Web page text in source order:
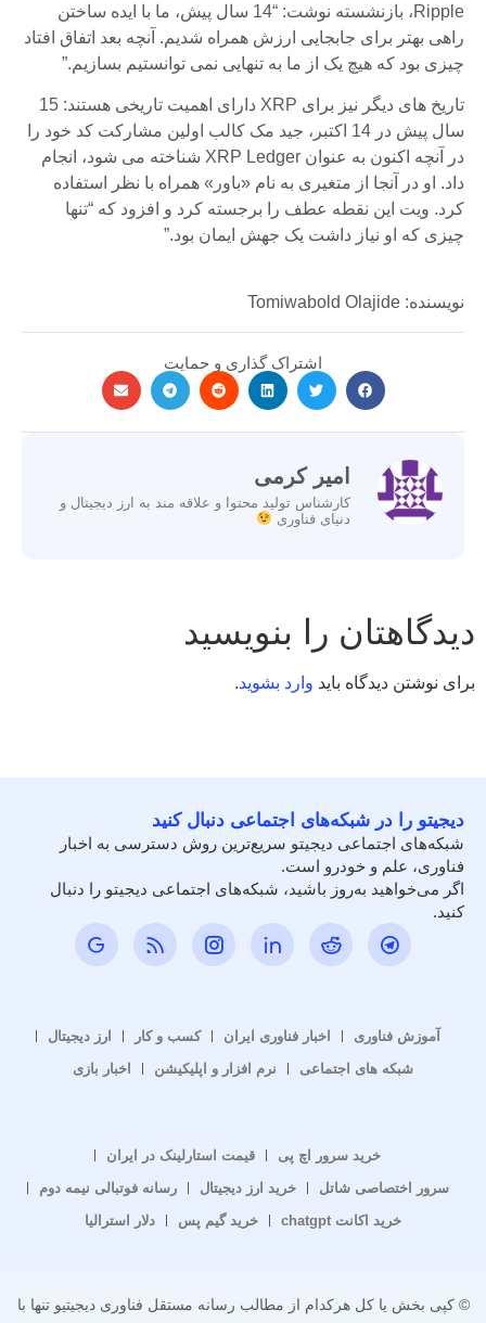
Ripple، بازنشسته نوشت: “14 سال پیش، ما با ایده ساختن
راهی بهتر برای جابجایی ارزش همراه شدیم. آنچه بعد اتفاق افتاد
چیزی بود که هیچ یک از ما به تنهایی نمی توانستیم بسازیم.”
تاریخ های دیگر نیز برای XRP دارای اهمیت تاریخی هستند: 15
سال پیش در 14 اکتبر، جید مک کالب اولین مشارکت کد خود را
در آنچه اکنون به عنوان XRP Ledger شناخته می شود، انجام
داد. او در آنجا از متغیری به نام «باور» همراه با نظر استفاده
کرد. ویت این نقطه عطف را برجسته کرد و افزود که “تنها
چیزی که او نیاز داشت یک جهش ایمان بود.”
نویسنده: Tomiwabold Olajide
اشتراک گذاری و حمایت
امیر کرمی
کارشناس تولید محتوا و علاقه مند به ارز دیجیتال و
دنیای فناوری
دیدگاهتان را بنویسید
برای نوشتن دیدگاه باید وارد بشوید.
دیجیتو را در شبکه‌های اجتماعی دنبال کنید
شبکه‌های اجتماعی دیجیتو سریع‌ترین روش دسترسی به اخبار
فناوری، علم و خودرو است.
اگر می‌خواهید به‌روز باشید، شبکه‌های اجتماعی دیجیتو را دنبال
کنید.
آموزش فناوری اخبار فناوری ایران کسب و کار
ارز دیجیتال
شبکه های اجتماعی
نرم افزار و اپلیکیشن اخبار بازی
خرید سرور اچ پی
قیمت استارلینک در ایران
سرور اختصاصی شاتل
خرید ارز دیجیتال
رسانه فوتبالی نیمه دوم
خرید اکانت chatgpt
خرید گیم پس دلار استرالیا
© کپی بخش یا کل هرکدام از مطالب رسانه مستقل فناوری دیجیتیو تنها با